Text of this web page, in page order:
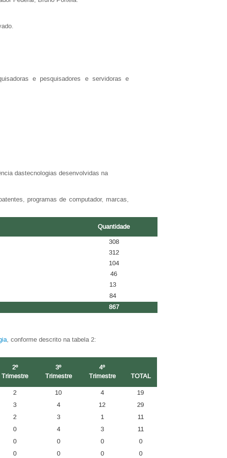
e pesquisadores e servidoras e
dastecnologias desenvolvidas na
programas de computador, marcas,
Quantidade
308
312
104
46
13
84
867
, conforme descrito na tabela 2:
2º
Trimestre
3º
Trimestre
4º
Trimestre
TOTAL
2 10 4
19
3 4 12
29
2 3 1
11
0 4 3
11
0 0 0
0
0 0 0
0